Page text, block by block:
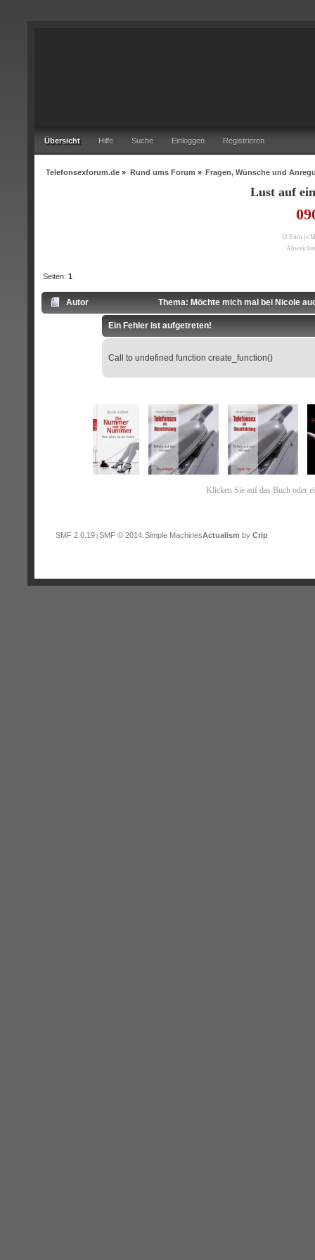
Übersicht Hilfe Suche Einloggen Registrieren
Telefonsexforum.de » Rund ums Forum » Fragen, Wünsche und
Lust auf
(2 Euro je
Seiten:1
Autor Thema: Möchte mich mal bei Nicole
Ein Fehler ist aufgetreten!
Call to undefined function create_function()
Klicken Sie auf das Buch oder
SMF 2.0.19 | SMF © 2014 Simple MachinesActualism by Crip